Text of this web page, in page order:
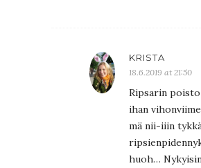
KRISTA
18.6.2019 at 21:50
Ripsarin
ihan
mä nii-iiin
huoh…